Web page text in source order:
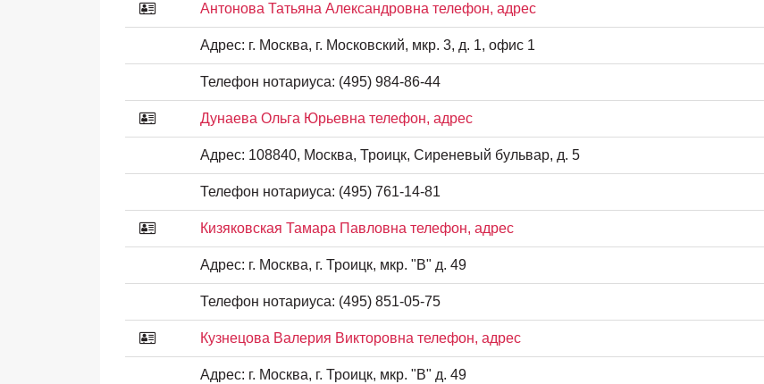
Антонова Татьяна Александровна телефон, адрес
Адрес: г. Москва, г. Московский, мкр. 3, д. 1, офис 1
Телефон нотариуса: (495) 984-86-44
Дунаева Ольга Юрьевна телефон, адрес
Адрес: 108840, Москва, Троицк, Сиреневый бульвар, д. 5
Телефон нотариуса: (495) 761-14-81
Кизяковская Тамара Павловна телефон, адрес
Адрес: г. Москва, г. Троицк, мкр. "В" д. 49
Телефон нотариуса: (495) 851-05-75
Кузнецова Валерия Викторовна телефон, адрес
Адрес: г. Москва, г. Троицк, мкр. "В" д. 49